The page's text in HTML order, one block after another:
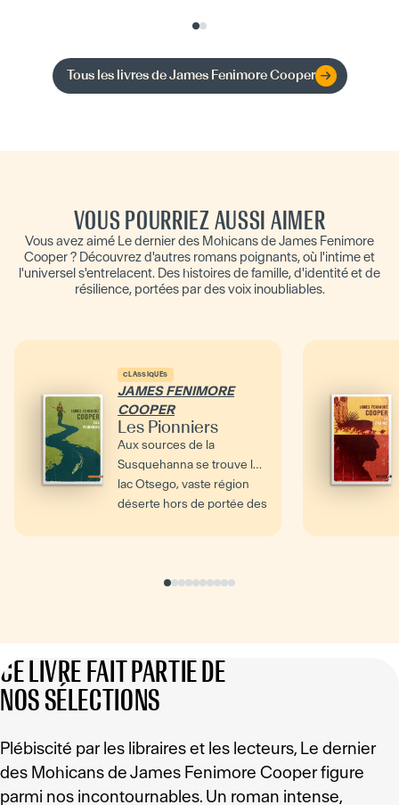
Tous les livres deJames Fenimore Cooper
VOUS POURRIEZ AUSSI AIMER
Vous avez aimé Le dernier des Mohicans de James Fenimore
Cooper ? Découvrez d'autres romans poignants, où l'intime et
l'universel s'entrelacent. Des histoires de famille, d'identité et de
résilience, portées par des voix inoubliables.
CLASSIQUES
JAMES FENIMORE
COOPER
Les Pionniers
Aux sources de la
Susquehanna se trouve le
lac Otsego, vaste région
déserte hors de portée des
CE LIVRE FAIT PARTIE DE
NOS SÉLECTIONS
Plébiscité par les libraires et les lecteurs, Le dernier
des Mohicans de James Fenimore Cooper figure
parmi nos incontournables. Un roman intense,